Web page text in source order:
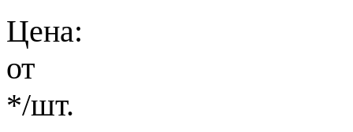
Цена:
от
*/шт.